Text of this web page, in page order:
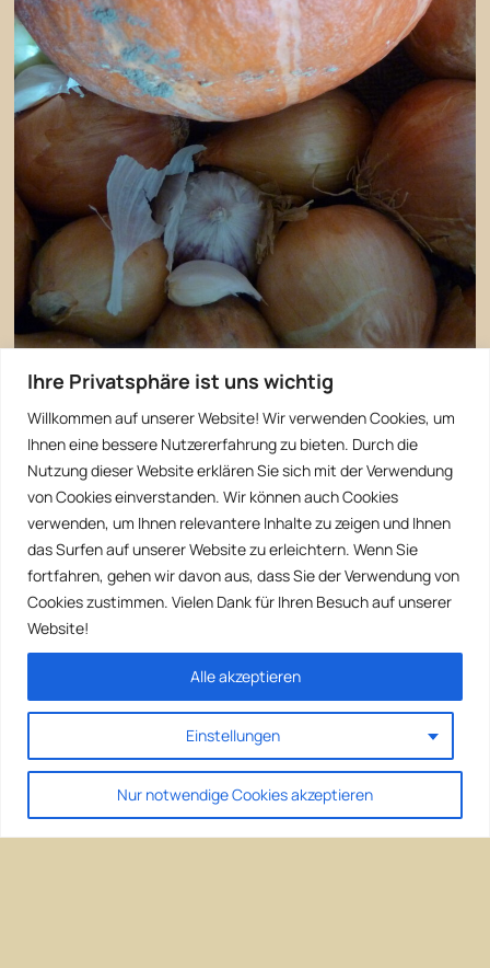
Ihre Privatsphäre ist uns wichtig
Willkommen auf unserer Website! Wir verwenden Cookies, um
Ihnen eine bessere Nutzererfahrung zu bieten. Durch die
Nutzung dieser Website erklären Sie sich mit der Verwendung
von Cookies einverstanden. Wir können auch Cookies
verwenden, um Ihnen relevantere Inhalte zu zeigen und Ihnen
das Surfen auf unserer Website zu erleichtern. Wenn Sie
fortfahren, gehen wir davon aus, dass Sie der Verwendung von
Cookies zustimmen. Vielen Dank für Ihren Besuch auf unserer
Website!
Einstellungen
Nur notwendige Cookies akzeptieren
Alle akzeptieren